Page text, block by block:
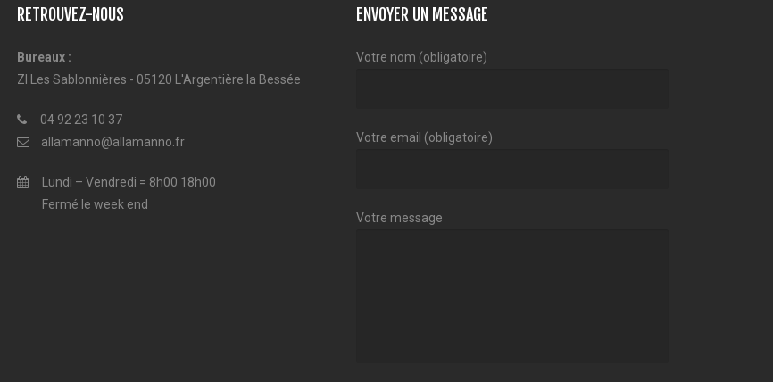
RETROUVEZ-NOUS
Bureaux :
ZI Les Sablonnières - 05120 L'Argentière la Bessée
04 92 23 10 37
allamanno@allamanno.fr
Lundi – Vendredi = 8h00 18h00
Fermé le week end
ENVOYER UN MESSAGE
Votre nom (obligatoire)
Votre email (obligatoire)
Votre message